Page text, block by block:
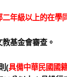
年級以上的在學
基金會審查。
(具備中華民國國